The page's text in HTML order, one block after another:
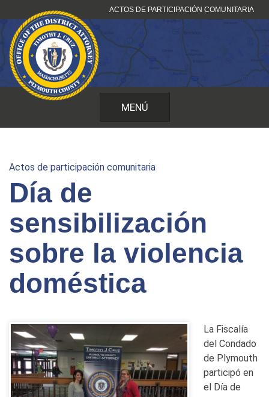
al
contenido
ACTOS DE PARTICIPACIÓN COMUNITARIA
MENÚ
Actos de participación comunitaria
Día de
sensibilización
sobre la violencia
doméstica
La Fiscalía
del Condado
de Plymouth
participó en
el Día de